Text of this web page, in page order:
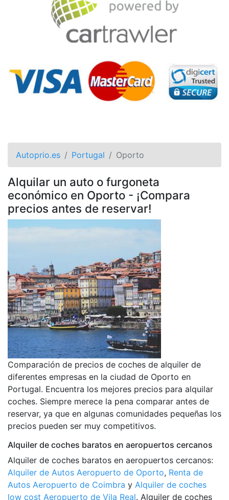
Autoprio.es Portugal Oporto
Alquilar un auto o furgoneta
económico en Oporto - ¡Compara
precios antes de reservar!
Comparación de precios de coches de alquiler de
diferentes empresas en la ciudad de Oporto en
Portugal. Encuentra los mejores precios para alquilar
coches. Siempre merece la pena comparar antes de
reservar, ya que en algunas comunidades pequeñas los
precios pueden ser muy competitivos.
Alquiler de coches baratos en aeropuertos cercanos
Alquiler de coches baratos en aeropuertos cercanos:
Alquiler de Autos Aeropuerto de Oporto, Renta de
Autos Aeropuerto de Coimbra y Alquiler de coches
low cost Aeropuerto de Vila Real. Alquiler de coches